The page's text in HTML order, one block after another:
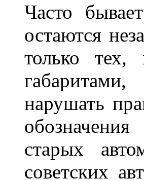
Часто
остаются
только
нарушать
старых
советских